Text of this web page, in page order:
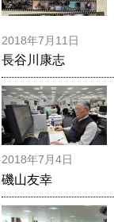
2018年7月11日
長谷川康志
2018年7月4日
磯山友幸